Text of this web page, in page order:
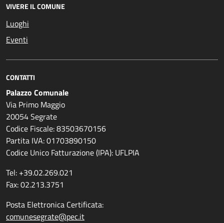
VIVERE IL COMUNE
Luoghi
Eventi
CONTATTI
Palazzo Comunale
Via Primo Maggio
20054 Segrate
Codice Fiscale: 83503670156
Partita IVA: 01703890150
Codice Unico Fatturazione (IPA): UFLPIA
Tel: +39.02.269.021
Fax: 02.213.3751
Posta Elettronica Certificata:
comunesegrate@pec.it